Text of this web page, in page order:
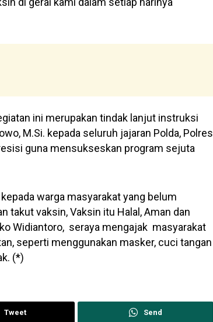
ini merupakan tindak lanjut instruksi
M.Si. kepada seluruh jajaran Polda, Polres
guna mensukseskan program sejuta
warga masyarakat yang belum
takut vaksin, Vaksin itu Halal, Aman dan
Widiantoro, seraya mengajak masyarakat
seperti menggunakan masker, cuci tangan
(*)
Tweet Send